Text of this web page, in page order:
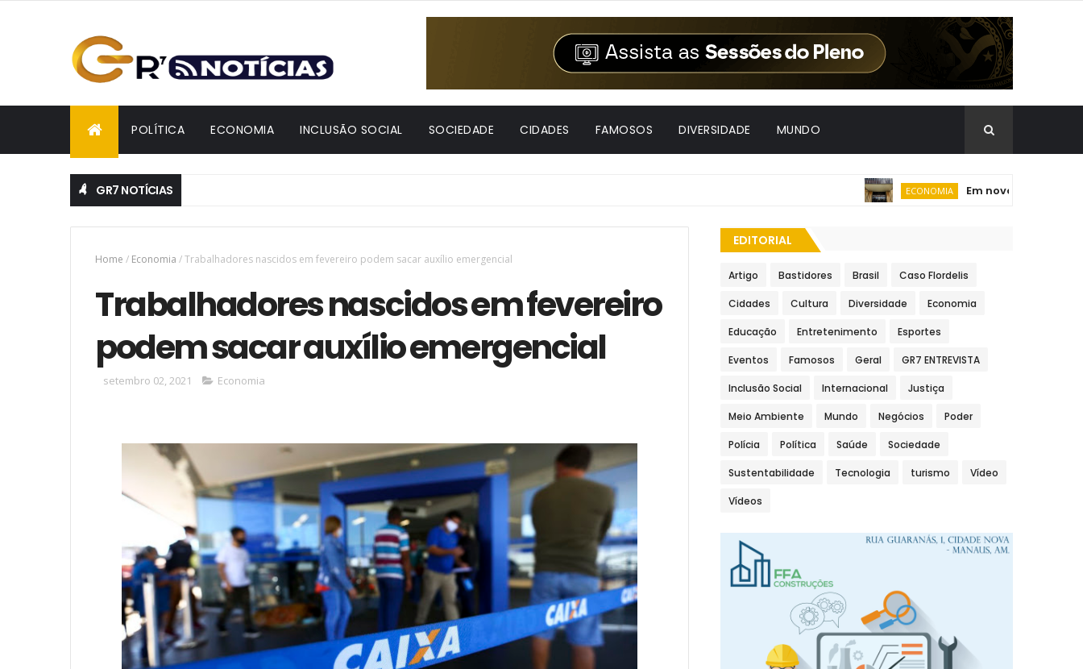
POLÍTICA ECONOMIA INCLUSÃO SOCIAL SOCIEDADE CIDADES FAMOSOS DIVERSIDADE MUNDO
GR7 NOTÍCIAS ECONOMIA Em nova redução,
Home / Economia /Trabalhadores nascidos em fevereiro podem sacar auxílio emergencial
Trabalhadores nascidos em fevereiro
podem sacar auxílio emergencial
setembro 02, 2021 Economia
EDITORIAL
Artigo Bastidores Brasil Caso Flordelis
Cidades Cultura Diversidade Economia
Educação Entretenimento Esportes
Eventos Famosos Geral GR7 ENTREVISTA
Inclusão Social Internacional Justiça
Meio Ambiente Mundo Negócios Poder
Polícia Política Saúde Sociedade
Sustentabilidade Tecnologia turismo Vídeo
Vídeos